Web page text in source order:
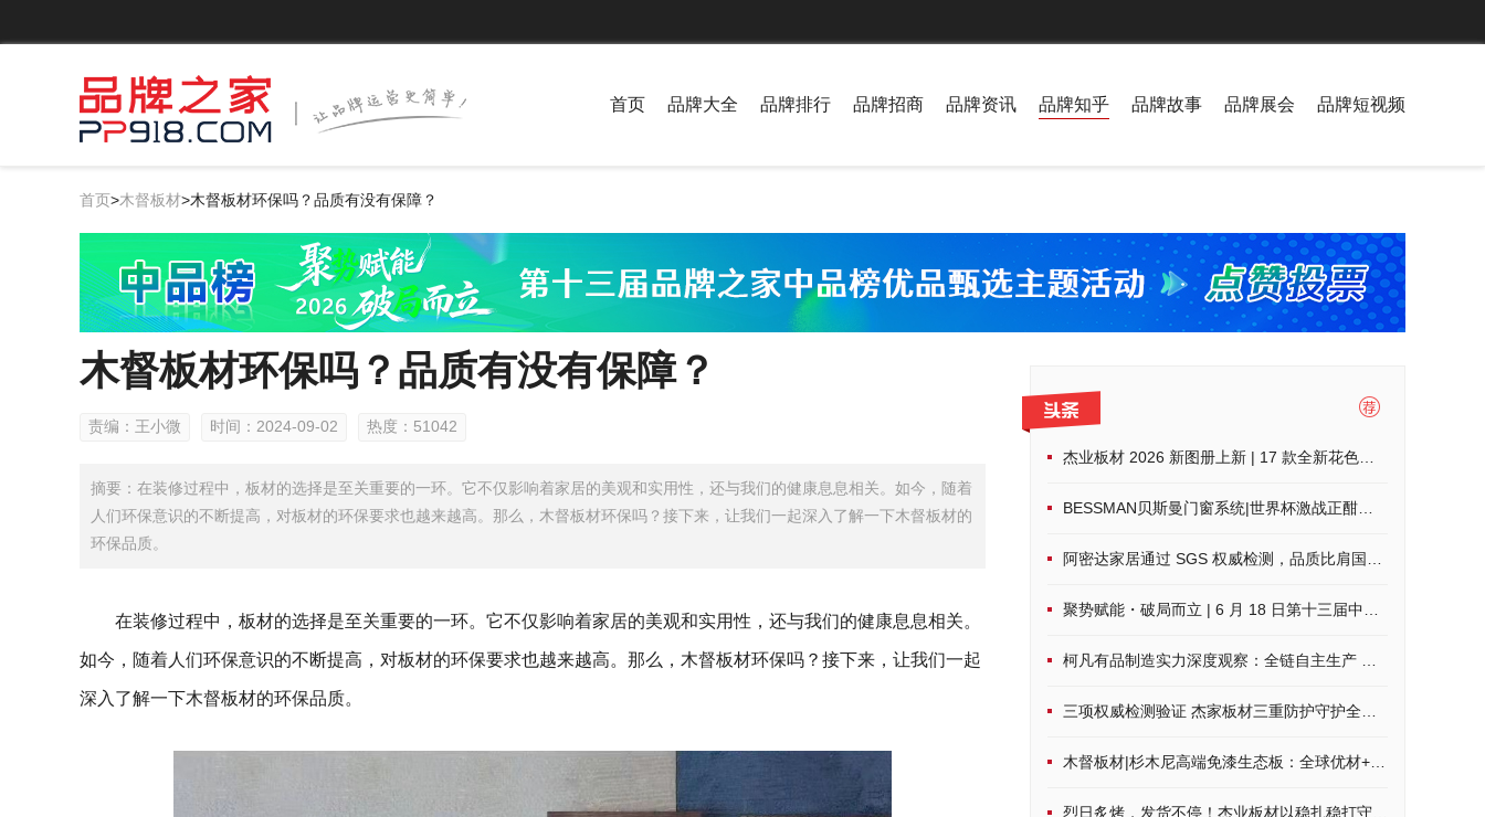
首页 品牌大全 品牌排行 品牌招商 品牌资讯 品牌知乎 品牌故事 品牌展会 品牌短视频
首页>木督板材>木督板材环保吗？品质有没有保障？
木督板材环保吗？品质有没有保障？
责编：王小微 时间：2024-09-02 热度：51042
摘要：在装修过程中，板材的选择是至关重要的一环。它不仅影响着家居的美观和实用性，还与我们的健康息息相关。如今，随着
人们环保意识的不断提高，对板材的环保要求也越来越高。那么，木督板材环保吗？接下来，让我们一起深入了解一下木督板材的
环保品质。
在装修过程中，板材的选择是至关重要的一环。它不仅影响着家居的美观和实用性，还与我们的健康息息相关。
如今，随着人们环保意识的不断提高，对板材的环保要求也越来越高。那么，木督板材环保吗？接下来，让我们一起
深入了解一下木督板材的环保品质。
杰业板材 2026 新图册上新 | 17 款全新花色，解锁家装高阶美学
BESSMAN贝斯曼门窗系统|世界杯激战正酣，硬核配置打造沉浸式观赛空间
阿密达家居通过 SGS 权威检测，品质比肩国际标准
聚势赋能・破局而立 | 6 月 18 日第十三届中品榜荣耀启幕，共鉴家居建材行业品牌力量
柯凡有品制造实力深度观察：全链自主生产 筑牢一体化发展根基
三项权威检测验证 杰家板材三重防护守护全周期居家健康
木督板材|杉木尼高端免漆生态板：全球优材+环保科技，定制品质家居
烈日炙烤，发货不停！杰业板材以稳扎稳打守护品质承诺